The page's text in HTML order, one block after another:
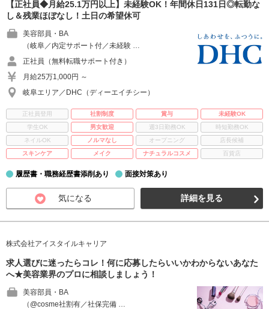
【正社員◆月給25.1万円以上】未経験OK！年間休日131日◎転勤な
し＆残業ほぼなし！土日の希望休可
美容部員・BA
（岐阜／内定サポート付／未経験 …
正社員（無料転職サポート付き）
月給25万1,000円 ～
岐阜エリア／DHC（ディーエイチシー）
正社員登用 社割制度 賞与
未経験OK
学生OK
男女歓迎 週3日勤務OK
時短勤務OK
ネイルOK
ノルマなし オープニング
店長候補
スキンケア
メイク ナチュラルコスメ 百貨店
履歴書・職務経歴書添削あり 面接対策あり
気になる 詳細を見る
株式会社アイスタイルキャリア
求人選びに迷ったらコレ！何に応募したらいいかわからないあなた
へ★美容業界のプロに相談しましょう！
美容部員・BA
（@cosme社割有／社保完備 …